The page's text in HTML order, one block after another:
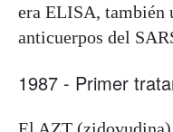
era ELISA, también
anticuerpos del
1987 - Primer